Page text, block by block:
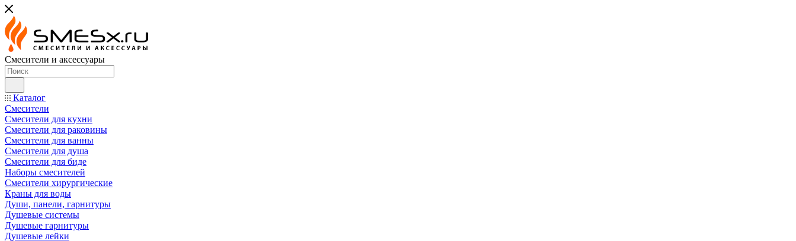
Смесители и аксессуары
Каталог
Смесители
Смесители для кухни
Смесители для раковины
Смесители для ванны
Смесители для душа
Смесители для биде
Наборы смесителей
Смесители хирургические
Краны для воды
Души, панели, гарнитуры
Душевые системы
Душевые гарнитуры
Душевые лейки